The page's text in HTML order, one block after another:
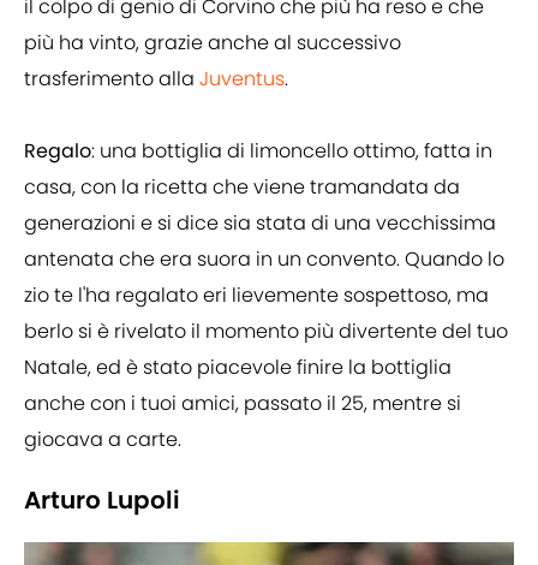
il colpo di genio di Corvino che più ha reso e che
più ha vinto, grazie anche al successivo
trasferimento alla Juventus.
Regalo: una bottiglia di limoncello ottimo, fatta in
casa, con la ricetta che viene tramandata da
generazioni e si dice sia stata di una vecchissima
antenata che era suora in un convento. Quando lo
zio te l'ha regalato eri lievemente sospettoso, ma
berlo si è rivelato il momento più divertente del tuo
Natale, ed è stato piacevole finire la bottiglia
anche con i tuoi amici, passato il 25, mentre si
giocava a carte.
Arturo Lupoli